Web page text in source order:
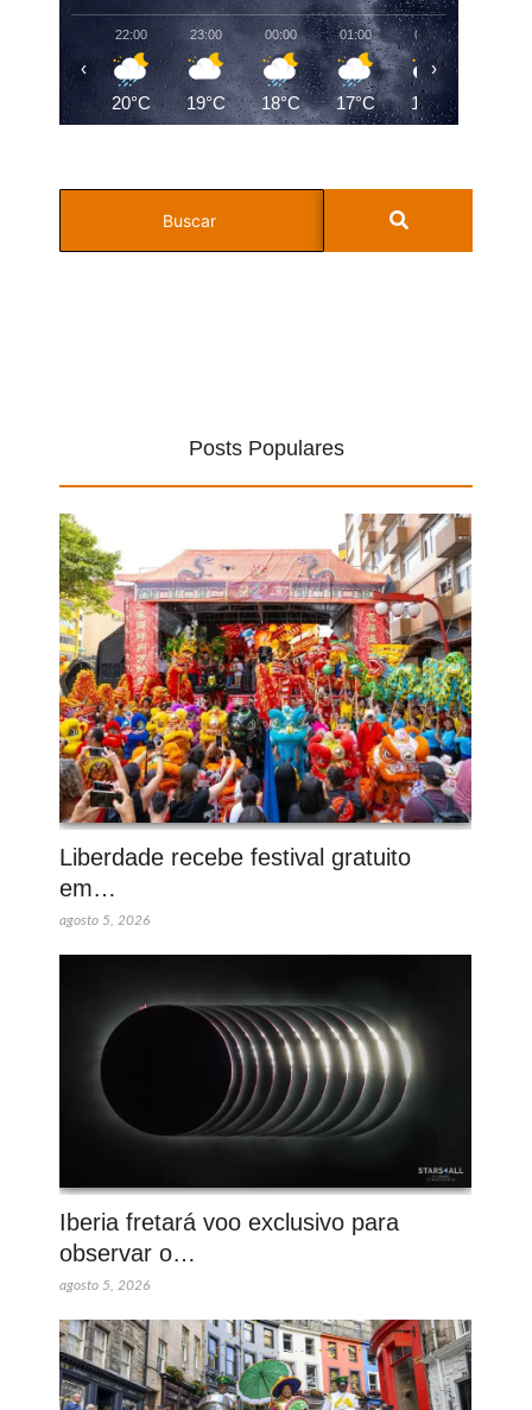
22:00
20°C
23:00
19°C
00:00
18°C
01:00
17°C
02:00
17°C
‹ ›
Posts Populares
Liberdade recebe festival gratuito
em…
agosto 5, 2026
Iberia fretará voo exclusivo para
observar o…
agosto 5, 2026